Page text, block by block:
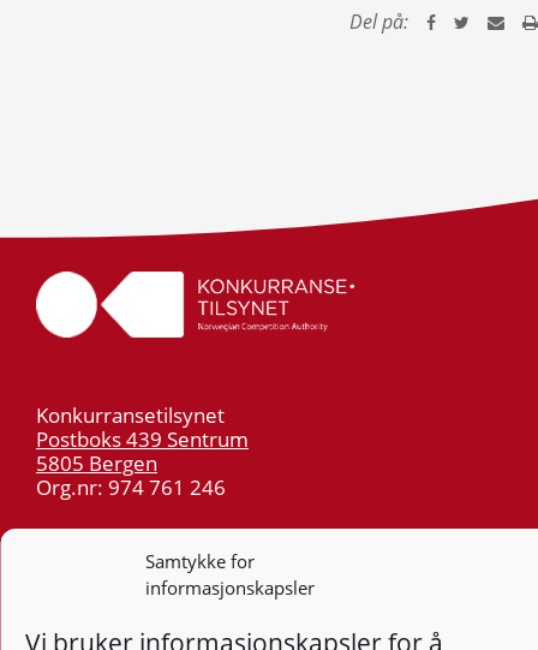
Samtykke for
informasjonskapsler
Vi bruker informasjonskapsler for å
Del på:
Konkurransetilsynet
Postboks 439 Sentrum
5805 Bergen
Org.nr: 974 761 246
55 59 75 00
post@kt.no